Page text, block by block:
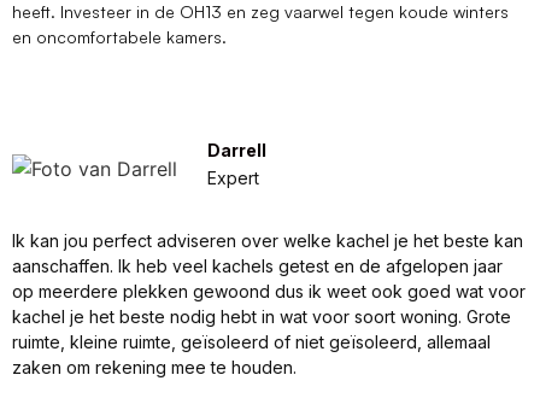
heeft. Investeer in de OH13 en zeg vaarwel tegen koude winters
en oncomfortabele kamers.
Darrell
Expert
Ik kan jou perfect adviseren over welke kachel je het beste kan
aanschaffen. Ik heb veel kachels getest en de afgelopen jaar
op meerdere plekken gewoond dus ik weet ook goed wat voor
kachel je het beste nodig hebt in wat voor soort woning. Grote
ruimte, kleine ruimte, geïsoleerd of niet geïsoleerd, allemaal
zaken om rekening mee te houden.